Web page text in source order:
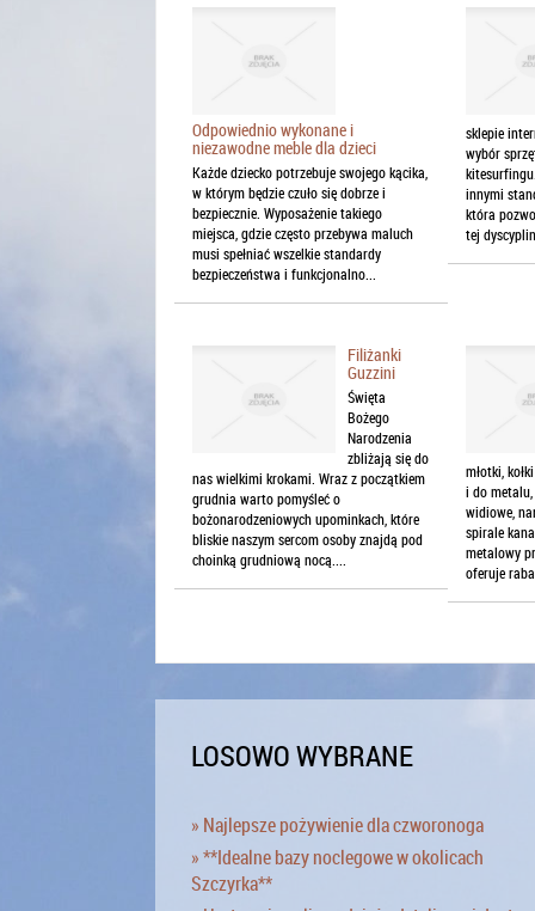
Odpowiednio wykonane i
niezawodne meble dla dzieci
Każde dziecko potrzebuje swojego kącika,
w którym będzie czuło się dobrze i
bezpiecznie. Wyposażenie takiego
miejsca, gdzie często przebywa maluch
musi spełniać wszelkie standardy
bezpieczeństwa i funkcjonalno...
sklepie
wybór
innymi
która
tej
Filiżanki
Guzzini
Święta
Bożego
Narodzenia
zbliżają się do
nas wielkimi krokami. Wraz z początkiem
grudnia warto pomyśleć o
bożonarodzeniowych upominkach, które
bliskie naszym sercom osoby znajdą pod
choinką grudniową nocą....
młotki,
i do metalu,
widiowe,
spirale
metalowy
oferuje
LOSOWO WYBRANE
» Najlepsze pożywienie dla czworonoga
» **Idealne bazy noclegowe w okolicach
Szczyrka**